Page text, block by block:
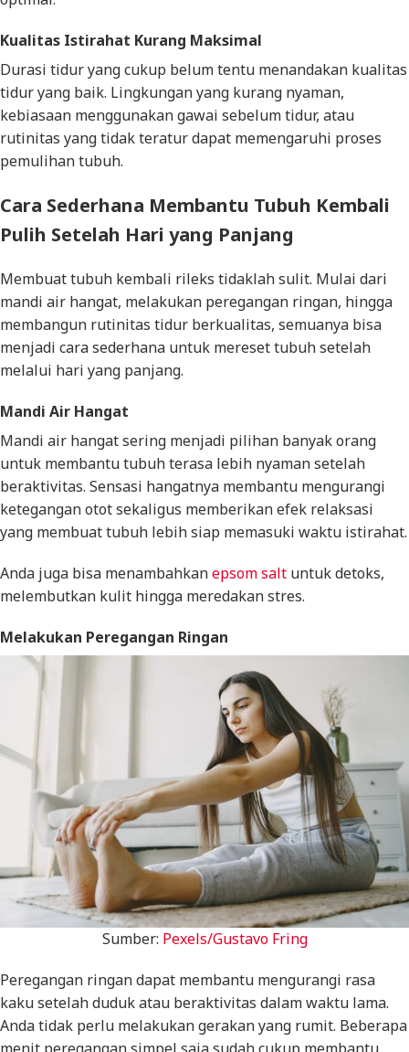
Kualitas Istirahat Kurang Maksimal
Durasi tidur yang cukup belum tentu menandakan kualitas
tidur yang baik. Lingkungan yang kurang nyaman,
kebiasaan menggunakan gawai sebelum tidur, atau
rutinitas yang tidak teratur dapat memengaruhi proses
pemulihan tubuh.
Cara Sederhana Membantu Tubuh Kembali
Pulih Setelah Hari yang Panjang
Membuat tubuh kembali rileks tidaklah sulit. Mulai dari
mandi air hangat, melakukan peregangan ringan, hingga
membangun rutinitas tidur berkualitas, semuanya bisa
menjadi cara sederhana untuk mereset tubuh setelah
melalui hari yang panjang.
Mandi Air Hangat
Mandi air hangat sering menjadi pilihan banyak orang
untuk membantu tubuh terasa lebih nyaman setelah
beraktivitas. Sensasi hangatnya membantu mengurangi
ketegangan otot sekaligus memberikan efek relaksasi
yang membuat tubuh lebih siap memasuki waktu istirahat.
Anda juga bisa menambahkanepsom salt untuk detoks,
melembutkan kulit hingga meredakan stres.
Melakukan Peregangan Ringan
Sumber: Pexels/Gustavo Fring
Peregangan ringan dapat membantu mengurangi rasa
kaku setelah duduk atau beraktivitas dalam waktu lama.
Anda tidak perlu melakukan gerakan yang rumit. Beberapa